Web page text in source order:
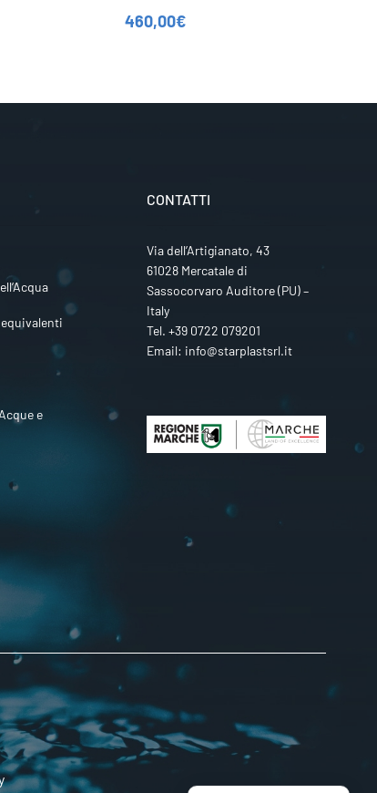
460,00€
e
CONTATTI
Via dell’Artigianato, 43
61028 Mercatale di
Sassocorvaro Auditore (PU) –
Italy
Tel. +39 0722 079201
Email: info@starplastsrl.it